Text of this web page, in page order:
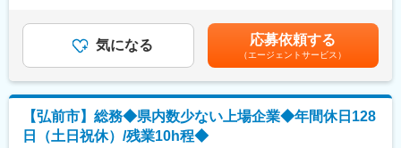
医師の処方が必要な医療用医薬品だけでなく、医療機器・医療材
料・臨床検査試薬など、診断、検査、治療、投薬にまで幅広く医
療に関わる商品を1,000社以上のメーカーから仕入れ、病院・診療
ます。
当社では安定供給と流通プロセス全体の効率化・最適化を実現す
る高機能物流を土台に、医療機関やメーカーの皆様をサポートす
る様々なサービス展開に取り組んでいます。
■職務内容：
・新卒および中途採用業務全般
・社会保険関連手続き、法改正対応等
日々の定型業務だけでなく、制度改善や運用の見直しにも関われ
る環境です。現場部門と連携しながら、社員が安心して働ける職
ません。■昇給：年1回（4月）■賞与：年2回（6月・12月）■期末
手当：年1回（9月）・・・業績好調時に限る賃金はあくまでも目
安の金額であり、選考を通じて上下する可能性があります。月給
(月額)は固定手当を含めた表記です。
気になる 応募依頼する
（エージェントサービス）
【弘前市】総務◆県内数少ない上場企業◆年間休日128
日（土日祝休）/残業10h程◆